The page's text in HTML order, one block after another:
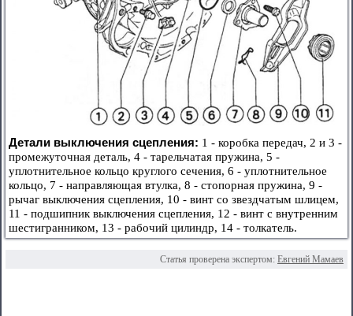
Детали выключения сцепления: 1 - коробка передач, 2 и 3 -
промежуточная деталь, 4 - тарельчатая пружина, 5 -
уплотнительное кольцо круглого сечения, 6 - уплотнительное
кольцо, 7 - направляющая втулка, 8 - стопорная пружина, 9 -
рычаг выключения сцепления, 10 - винт со звездчатым шлицем,
11 - подшипник выключения сцепления, 12 - винт с внутренним
шестигранником, 13 - рабочий цилиндр, 14 - толкатель.
Статья проверена экспертом: Евгений Мамаев